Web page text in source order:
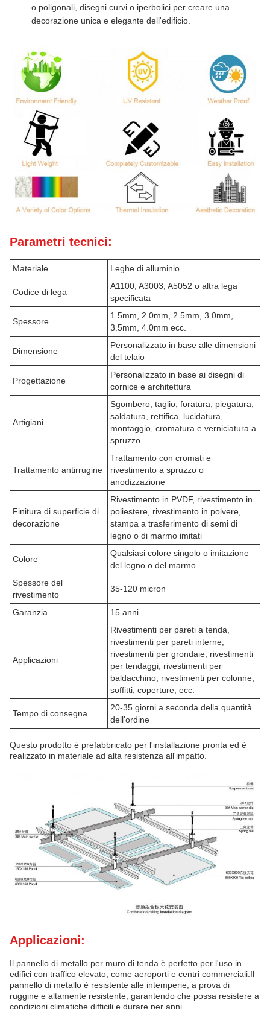
o poligonali, disegni curvi o iperbolici per creare una
decorazione unica e elegante dell'edificio.
Parametri tecnici:
Materiale Leghe di alluminio
Codice di lega
A1100, A3003, A5052 o altra lega
specificata
Spessore
1.5mm, 2.0mm, 2.5mm, 3.0mm,
3.5mm, 4.0mm ecc.
Dimensione
Personalizzato in base alle dimensioni
del telaio
Progettazione
Personalizzato in base ai disegni di
cornice e architettura
Artigiani
Sgombero, taglio, foratura, piegatura,
saldatura, rettifica, lucidatura,
montaggio, cromatura e verniciatura a
spruzzo.
Trattamento antirrugine
Trattamento con cromati e
rivestimento a spruzzo o
anodizzazione
Finitura di superficie di
decorazione
Rivestimento in PVDF, rivestimento in
poliestere, rivestimento in polvere,
stampa a trasferimento di semi di
legno o di marmo imitati
Colore
Qualsiasi colore singolo o imitazione
del legno o del marmo
Spessore del
rivestimento
35-120 micron
Garanzia 15 anni
Applicazioni
Rivestimenti per pareti a tenda,
rivestimenti per pareti interne,
rivestimenti per grondaie, rivestimenti
per tendaggi, rivestimenti per
baldacchino, rivestimenti per colonne,
soffitti, coperture, ecc.
Tempo di consegna
20-35 giorni a seconda della quantità
dell'ordine
Questo prodotto è prefabbricato per l'installazione pronta ed è
realizzato in materiale ad alta resistenza all'impatto.
Applicazioni:
Il pannello di metallo per muro di tenda è perfetto per l'uso in
edifici con traffico elevato, come aeroporti e centri commerciali.Il
pannello di metallo è resistente alle intemperie, a prova di
ruggine e altamente resistente, garantendo che possa resistere a
condizioni climatiche difficili e durare per anni.